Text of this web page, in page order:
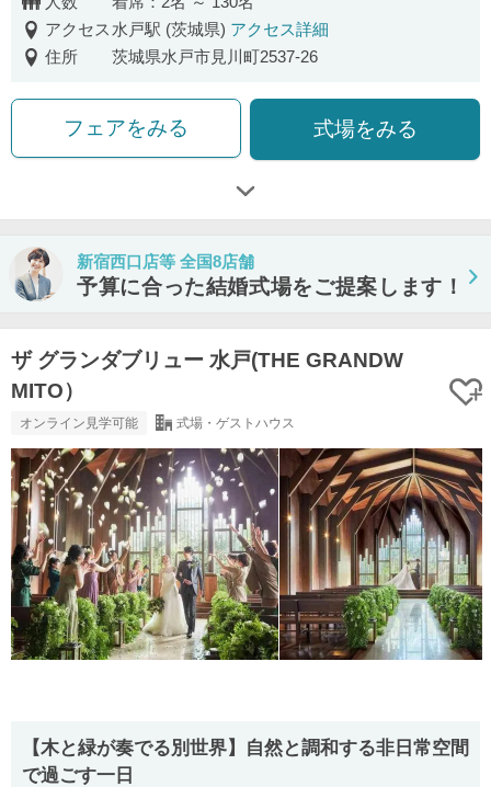
アクセス 水戸駅 (茨城県) アクセス詳細
住所
茨城県水戸市見川町2537-26
フェアをみる 式場をみる
新宿西口店等 全国8店舗
予算に合った結婚式場をご提案します！
ザ グランダブリュー 水戸(THE GRANDW
MITO）
オンライン見学可能 式場・ゲストハウス
【木と緑が奏でる別世界】自然と調和する非日常空間
で過ごす一日